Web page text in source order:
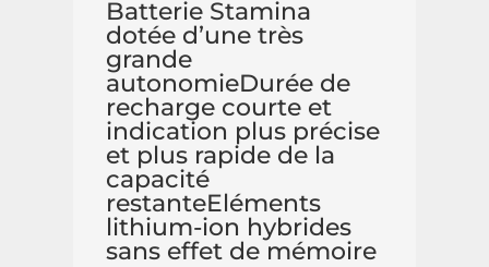
Batterie Stamina
dotée d’une très
grande
autonomieDurée de
recharge courte et
indication plus précise
et plus rapide de la
capacité
restanteEléments
lithium-ion hybrides
sans effet de mémoire